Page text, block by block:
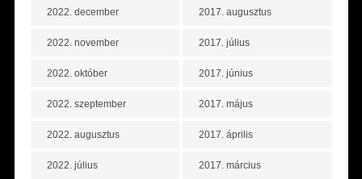
2022. december
2022. november
2022. október
2022. szeptember
2022. augusztus
2022. július
2017. augusztus
2017. július
2017. június
2017. május
2017. április
2017. március